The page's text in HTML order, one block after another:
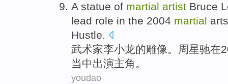
A statue of martial artist Bruce
lead role in the 2004 martial
Hustle.
武术家李小龙的雕像。 周星驰在
当中出演主角。
youdao